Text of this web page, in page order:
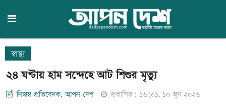
স্বাস্থ্য
২৪ ঘণ্টায় হাম সন্দেহে আট শিশুর মৃত্যু
নিজস্ব প্রতিবেদক, আপন দেশ প্রকাশিত: ১৬:০১, ১০ জুন ২০২৬